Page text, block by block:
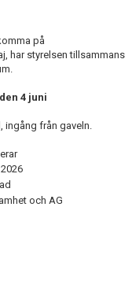
på
har styrelsen tillsammans
4 juni
ingång från gaveln.
och AG